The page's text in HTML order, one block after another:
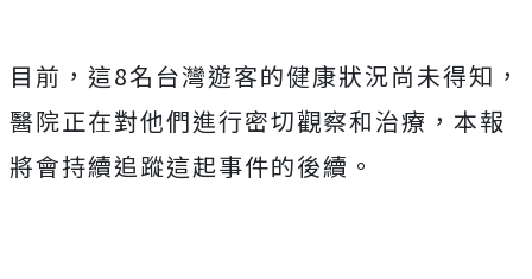
目前，這8名台灣遊客的健康狀況尚未得知，
醫院正在對他們進行密切觀察和治療，本報
將會持續追蹤這起事件的後續。